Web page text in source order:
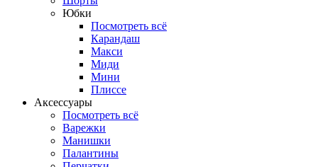
Юбки
Посмотреть всё
Карандаш
Макси
Миди
Мини
Плиссе
Аксессуары
Посмотреть всё
Варежки
Манишки
Палантины